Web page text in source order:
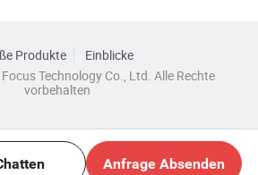
Anfrage Absenden
Produkte
Einblicke
Technology Co., Ltd. Alle Rechte
vorbehalten